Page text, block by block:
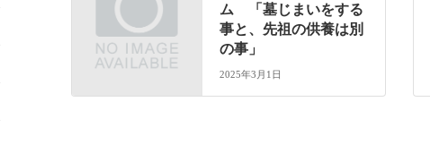
ム 「墓じまいをする
事と、先祖の供養は別
の事」
2025年3月1日